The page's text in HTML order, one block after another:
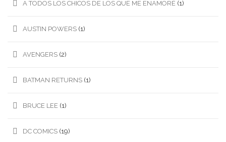
A TODOS LOS CHICOS DE LOS QUE ME ENAMORÉ (1)
AUSTIN POWERS (1)
AVENGERS (2)
BATMAN RETURNS (1)
BRUCE LEE (1)
DC COMICS (19)